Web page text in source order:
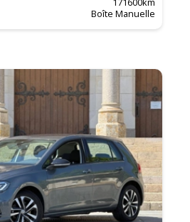
Boîte Manuelle